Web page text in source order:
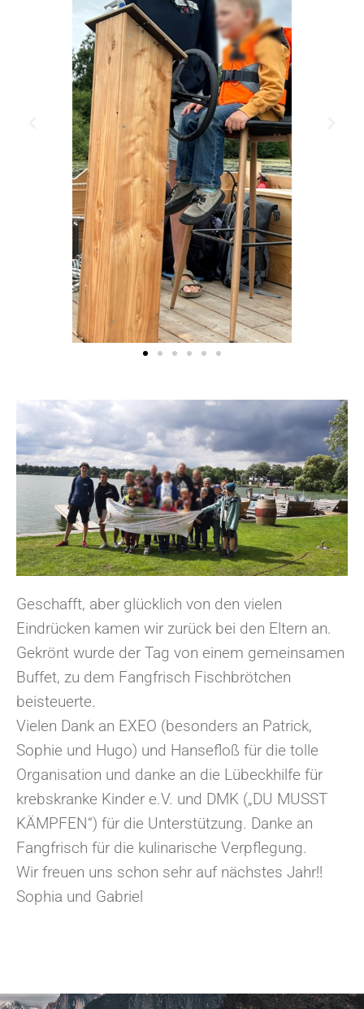
Geschafft, aber glücklich von den vielen
Eindrücken kamen wir zurück bei den Eltern an.
Gekrönt wurde der Tag von einem gemeinsamen
Buffet, zu dem Fangfrisch Fischbrötchen
beisteuerte.
Vielen Dank an EXEO (besonders an Patrick,
Sophie und Hugo) und Hansefloß für die tolle
Organisation und danke an die Lübeckhilfe für
krebskranke Kinder e.V. und DMK („DU MUSST
KÄMPFEN“) für die Unterstützung. Danke an
Fangfrisch für die kulinarische Verpflegung.
Wir freuen uns schon sehr auf nächstes Jahr!!
Sophia und Gabriel